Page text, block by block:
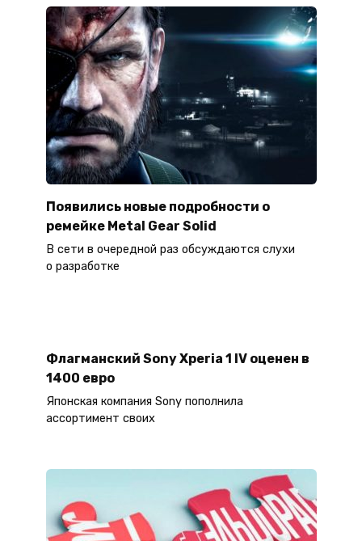
Появились новые подробности о
ремейке Metal Gear Solid
В сети в очередной раз обсуждаются слухи
о разработке
Флагманский Sony Xperia 1 IV оценен в
1400 евро
Японская компания Sony пополнила
ассортимент своих